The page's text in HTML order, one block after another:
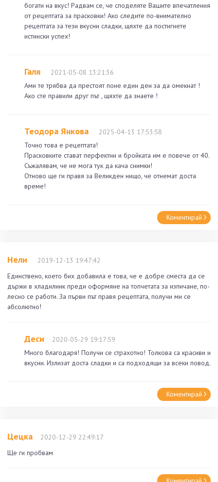
богати на вкус! Радвам се, че споделяте Вашите впечатления
от рецептата за прасковки! Ако следите по-внимателно
рецептата за тези вкусни сладки, щяхте да постигнете
истински успех!
Галя
2021-05-08 13:21:36
Ами те трябва да престоят поне един ден за да омекнат !
Ако сте правили друг път , щяхте да знаете !
Теодора Янкова
2025-04-13 17:53:58
Точно това е рецептата!
Прасковките стават перфектни и бройката им е повече от 40.
Съжалявам, че не мога тук да кача снимки!
Отново ще ги правя за Великден нищо, че отнемат доста
време!
Коментирай
Нели
2019-12-13 19:47:42
Единствено, което бих добавила е това, че е добре сместа да се
държи в хладилник преди оформяне на топчетата за изпичане, по-
лесно се работи. За първи път правя рецептата, получи ми се
абсолютно!
Деси
2020-05-29 19:17:59
Много благодаря! Получи се страхотно! Толкова са красиви и
вкусни. Излизат доста сладки и са подходящи за всеки повод.
Коментирай
Цецка
2020-12-29 22:49:17
Ще ги пробвам